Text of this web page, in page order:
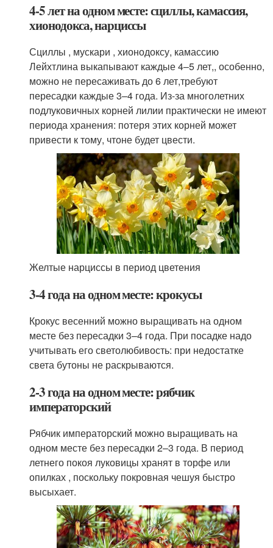
4-5 лет на одном месте: сциллы, камассия,
хионодокса, нарциссы
Сциллы , мускари , хионодоксу, камассию
Лейхтлина выкапывают каждые 4–5 лет,, особенно,
можно не пересаживать до 6 лет,требуют
пересадки каждые 3–4 года. Из-за многолетних
подлуковичных корней лилии практически не имеют
периода хранения: потеря этих корней может
привести к тому, чтоне будет цвести.
Желтые нарциссы в период цветения
3-4 года на одном месте: крокусы
Крокус весенний можно выращивать на одном
месте без пересадки 3–4 года. При посадке надо
учитывать его светолюбивость: при недостатке
света бутоны не раскрываются.
2-3 года на одном месте: рябчик
императорский
Рябчик императорский можно выращивать на
одном месте без пересадки 2–3 года. В период
летнего покоя луковицы хранят в торфе или
опилках , поскольку покровная чешуя быстро
высыхает.